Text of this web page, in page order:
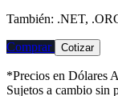
También: .NET,
Comprar Cotizar
*Precios en Dólares
Sujetos a cambio sin